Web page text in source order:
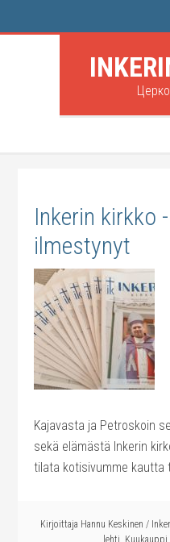
Inkerin kirkko
ilmestynyt
Kajavasta ja Petroskoin
sekä elämästä Inkerin
tilata kotisivumme kautta
Kirjoittaja Hannu Keskinen /
lehti, Kuukauppi,